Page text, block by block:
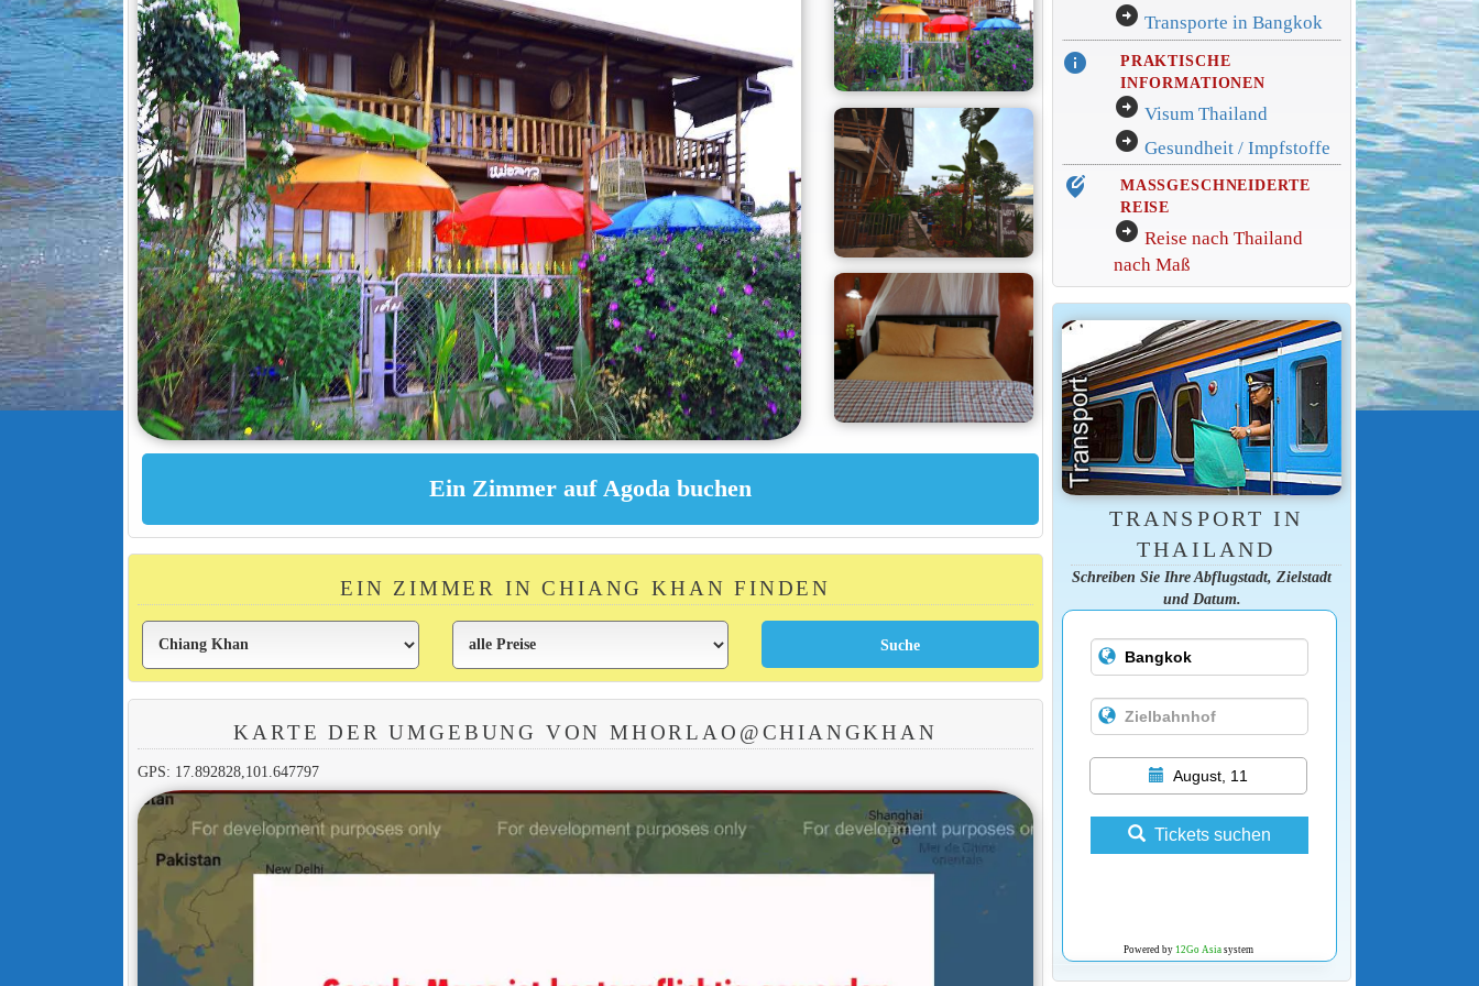
EIN ZIMMER IN CHIANG KHAN FINDEN
KARTE DER UMGEBUNG VON MHORLAO@CHIANGKHAN
GPS: 17.892828,101.647797
arrow_circle_right Transporte in Bangkok
info
PRAKTISCHE
INFORMATIONEN
arrow_circle_right Visum Thailand
arrow_circle_right Gesundheit / Impfstoffe
edit_location_alt
MASSGESCHNEIDERTE
REISE
arrow_circle_right Reise nach Thailand
nach Maß
TRANSPORT IN
THAILAND
Schreiben Sie Ihre Abflugstadt, Zielstadt
und Datum.
August, 11
Tickets suchen
Powered by 12Go Asiasystem